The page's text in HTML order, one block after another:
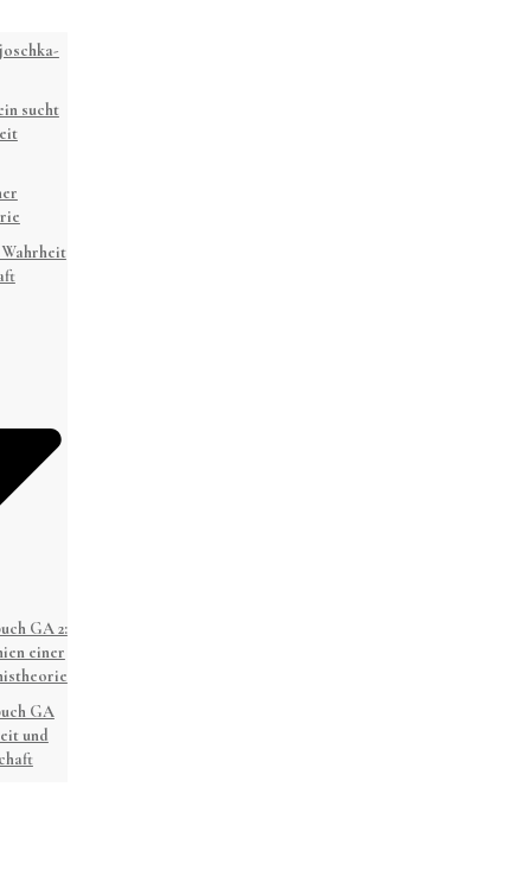
sucht
GA 2:
einer
GA
und